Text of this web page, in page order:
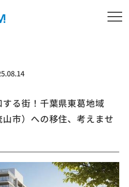
する街！千葉県東葛地域
山市）への移住、考えませ